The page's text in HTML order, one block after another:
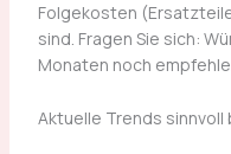
Folgekosten
sind. Fragen Sie sich:
Monaten noch
Aktuelle Trends